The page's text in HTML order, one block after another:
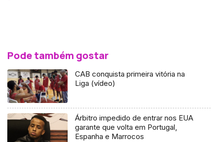
Pode também gostar
CAB conquista primeira vitória na
Liga (vídeo)
Árbitro impedido de entrar nos EUA
garante que volta em Portugal,
Espanha e Marrocos